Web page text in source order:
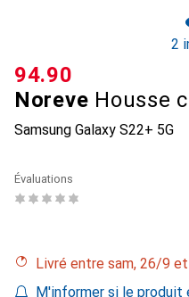
2
Noreve Housse
Samsung Galaxy S22+ 5G
CHF
94.90
Évaluations
Livré entre sam, 26/9
M'informer si le